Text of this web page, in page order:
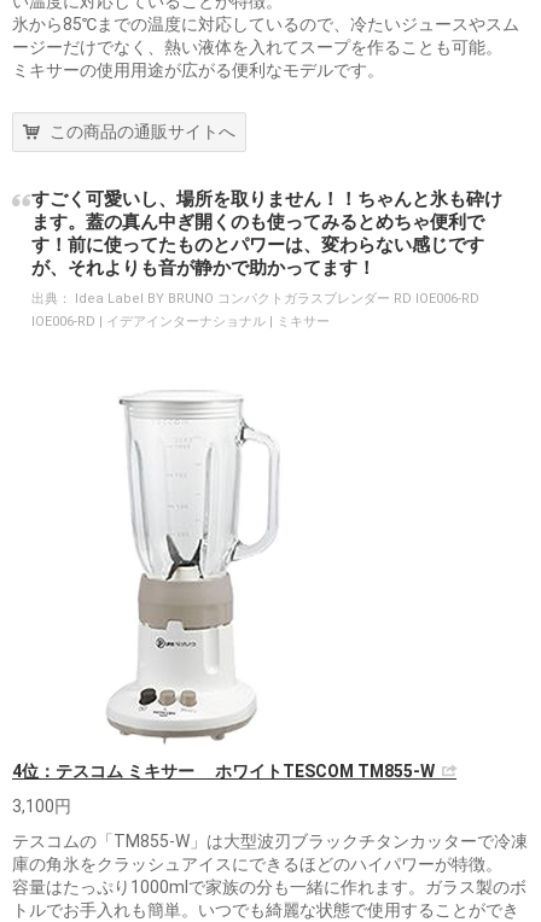
氷から85℃までの温度に対応しているので、冷たいジュースやスム
ージーだけでなく、熱い液体を入れてスープを作ることも可能。
ミキサーの使用用途が広がる便利なモデルです。
この商品の通販サイトへ
すごく可愛いし、場所を取りません！！ちゃんと氷も砕け
ます。蓋の真ん中ぎ開くのも使ってみるとめちゃ便利で
す！前に使ってたものとパワーは、変わらない感じです
が、それよりも音が静かで助かってます！
出典：
Idea Label BY BRUNO コンパクトガラスブレンダー RD IOE006-RD
IOE006-RD | イデアインターナショナル | ミキサー
4位：テスコム ミキサー ホワイトTESCOM TM855-W
3,100円
テスコムの「TM855-W」は大型波刃ブラックチタンカッターで冷凍
庫の角氷をクラッシュアイスにできるほどのハイパワーが特徴。
容量はたっぷり1000mlで家族の分も一緒に作れます。ガラス製のボ
トルでお手入れも簡単。いつでも綺麗な状態で使用することができ